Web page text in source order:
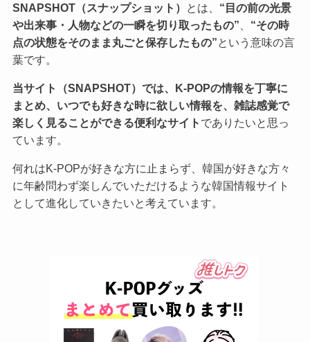
SNAPSHOT（スナップショット） とは、 “目の前の光景
や出来事・人物などの一瞬を切り取ったもの”
“その時
点の状態をそのまま丸ごと保存したもの”という意味の言
葉です。
当サイト（SNAPSHOT）では、K-POPの情報を丁寧に
まとめ、いつでも好きな時に欲しい情報を、雑誌感覚で
楽しく見ることができる便利なサイト でありたいと思っ
ています。
何れはK-POPが好きな方に止まらず、韓国が好きな方々
に年齢問わず楽しんでいただけるような韓国情報サイト
として進化していきたいと考えています。